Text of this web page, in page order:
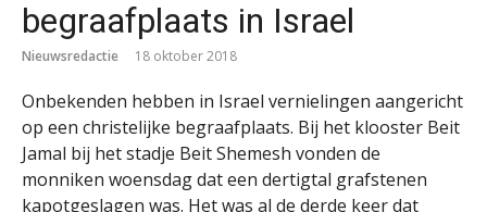
begraafplaats in Israel
Nieuwsredactie 18 oktober 2018
Onbekenden hebben in Israel vernielingen aangericht
op een christelijke begraafplaats. Bij het klooster Beit
Jamal bij het stadje Beit Shemesh vonden de
monniken woensdag dat een dertigtal grafstenen
kapotgeslagen was. Het was al de derde keer dat